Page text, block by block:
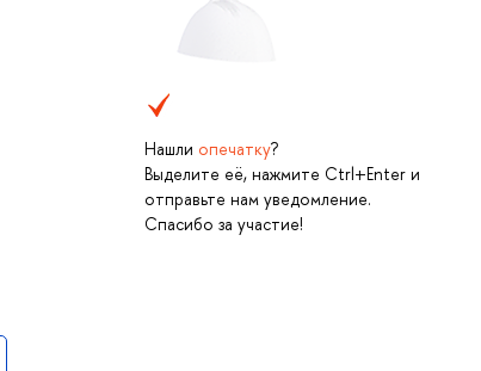
Нашли опечатку?
Выделите её, нажмите Ctrl+Enter и
отправьте нам уведомление.
Спасибо за участие!